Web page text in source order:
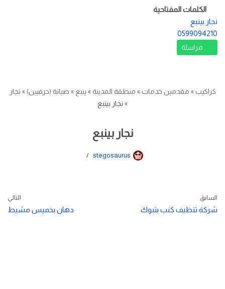
الكلمات المفتاحية
نجار بينبع
0599094210
مراسلة
كراكيب» مقدمين خدمات» منطقة المدينة» ينبع » صيانة (حرفيين)» نجار
» نجار بينبع
نجار بينبع
stegosaurus
السابق
شركة تنظيف كنب بتبوك
التالي
دهان بخميس مشيط